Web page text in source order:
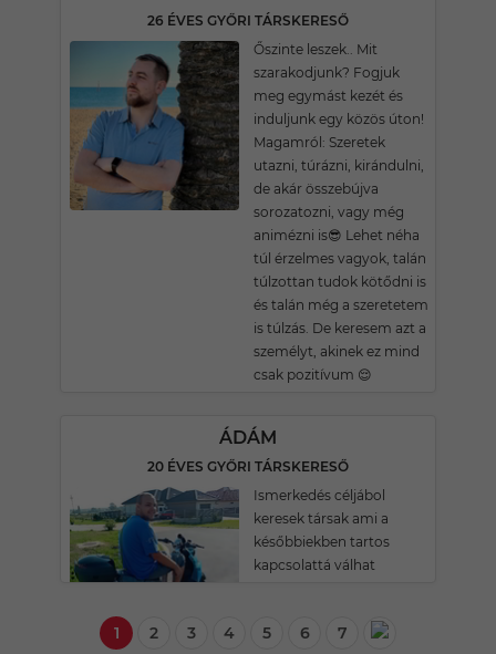
26 ÉVES GYŐRI TÁRSKERESŐ
Őszinte leszek.. Mit
szarakodjunk? Fogjuk
meg egymást kezét és
induljunk egy közös úton!
Magamról: Szeretek
utazni, túrázni, kirándulni,
de akár összebújva
sorozatozni, vagy még
animézni is😎 Lehet néha
túl érzelmes vagyok, talán
túlzottan tudok kötődni is
és talán még a szeretetem
is túlzás. De keresem azt a
személyt, akinek ez mind
csak pozitívum 😌
ÁDÁM
20 ÉVES GYŐRI TÁRSKERESŐ
Ismerkedés céljábol
keresek társak ami a
későbbiekben tartos
kapcsolattá válhat
1 2 3 4 5 6 7